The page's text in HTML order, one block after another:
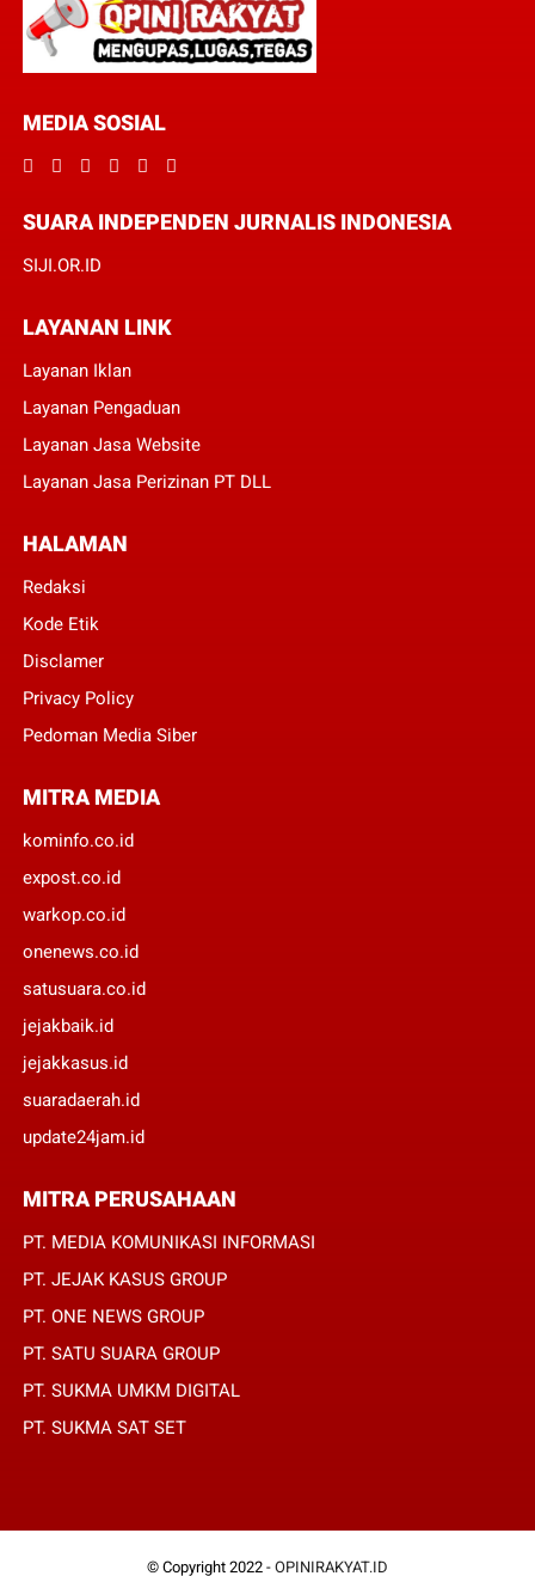
MEDIA SOSIAL
SUARA INDEPENDEN JURNALIS INDONESIA
SIJI.OR.ID
LAYANAN LINK
Layanan Iklan
Layanan Pengaduan
Layanan Jasa Website
Layanan Jasa Perizinan PT DLL
HALAMAN
Redaksi
Kode Etik
Disclamer
Privacy Policy
Pedoman Media Siber
MITRA MEDIA
kominfo.co.id
expost.co.id
warkop.co.id
onenews.co.id
satusuara.co.id
jejakbaik.id
jejakkasus.id
suaradaerah.id
update24jam.id
MITRA PERUSAHAAN
PT. MEDIA KOMUNIKASI INFORMASI
PT. JEJAK KASUS GROUP
PT. ONE NEWS GROUP
PT. SATU SUARA GROUP
PT. SUKMA UMKM DIGITAL
PT. SUKMA SAT SET
© Copyright 2022 - OPINIRAKYAT.ID